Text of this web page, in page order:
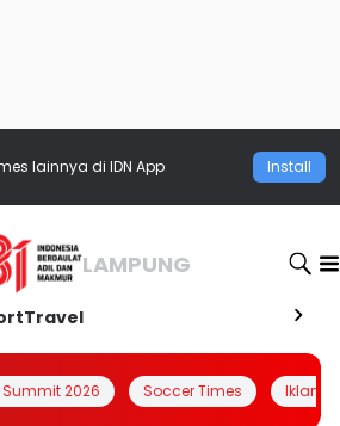
lainnya di IDN App Install
LAMPUNG
Travel
2026 Soccer Times Iklanin